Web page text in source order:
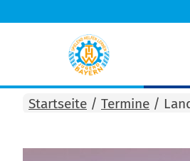
Startseite / Termine /